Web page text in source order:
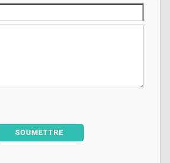
SOUMETTRE